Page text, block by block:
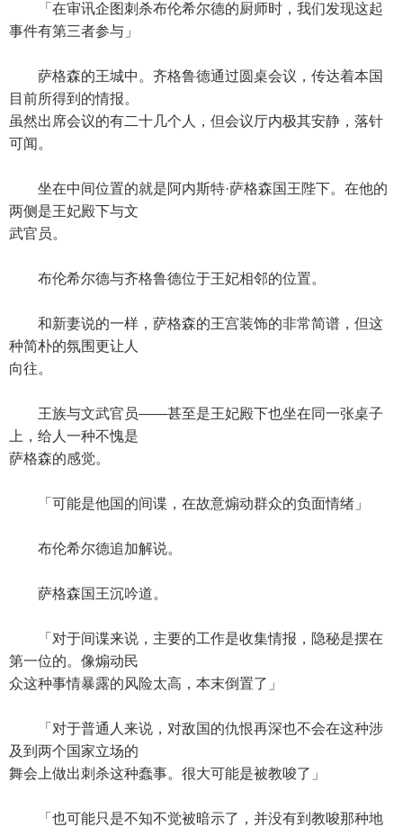
「在审讯企图刺杀布伦希尔德的厨师时，我们发现这起
事件有第三者参与」
萨格森的王城中。齐格鲁德通过圆桌会议，传达着本国
目前所得到的情报。
虽然出席会议的有二十几个人，但会议厅内极其安静，落针
可闻。
坐在中间位置的就是阿内斯特·萨格森国王陛下。在他的
两侧是王妃殿下与文
武官员。
布伦希尔德与齐格鲁德位于王妃相邻的位置。
和新妻说的一样，萨格森的王宫装饰的非常简谱，但这
种简朴的氛围更让人
向往。
王族与文武官员——甚至是王妃殿下也坐在同一张桌子
上，给人一种不愧是
萨格森的感觉。
「可能是他国的间谍，在故意煽动群众的负面情绪」
布伦希尔德追加解说。
萨格森国王沉吟道。
「对于间谍来说，主要的工作是收集情报，隐秘是摆在
第一位的。像煽动民
众这种事情暴露的风险太高，本末倒置了」
「对于普通人来说，对敌国的仇恨再深也不会在这种涉
及到两个国家立场的
舞会上做出刺杀这种蠢事。很大可能是被教唆了」
「也可能只是不知不觉被暗示了，并没有到教唆那种地